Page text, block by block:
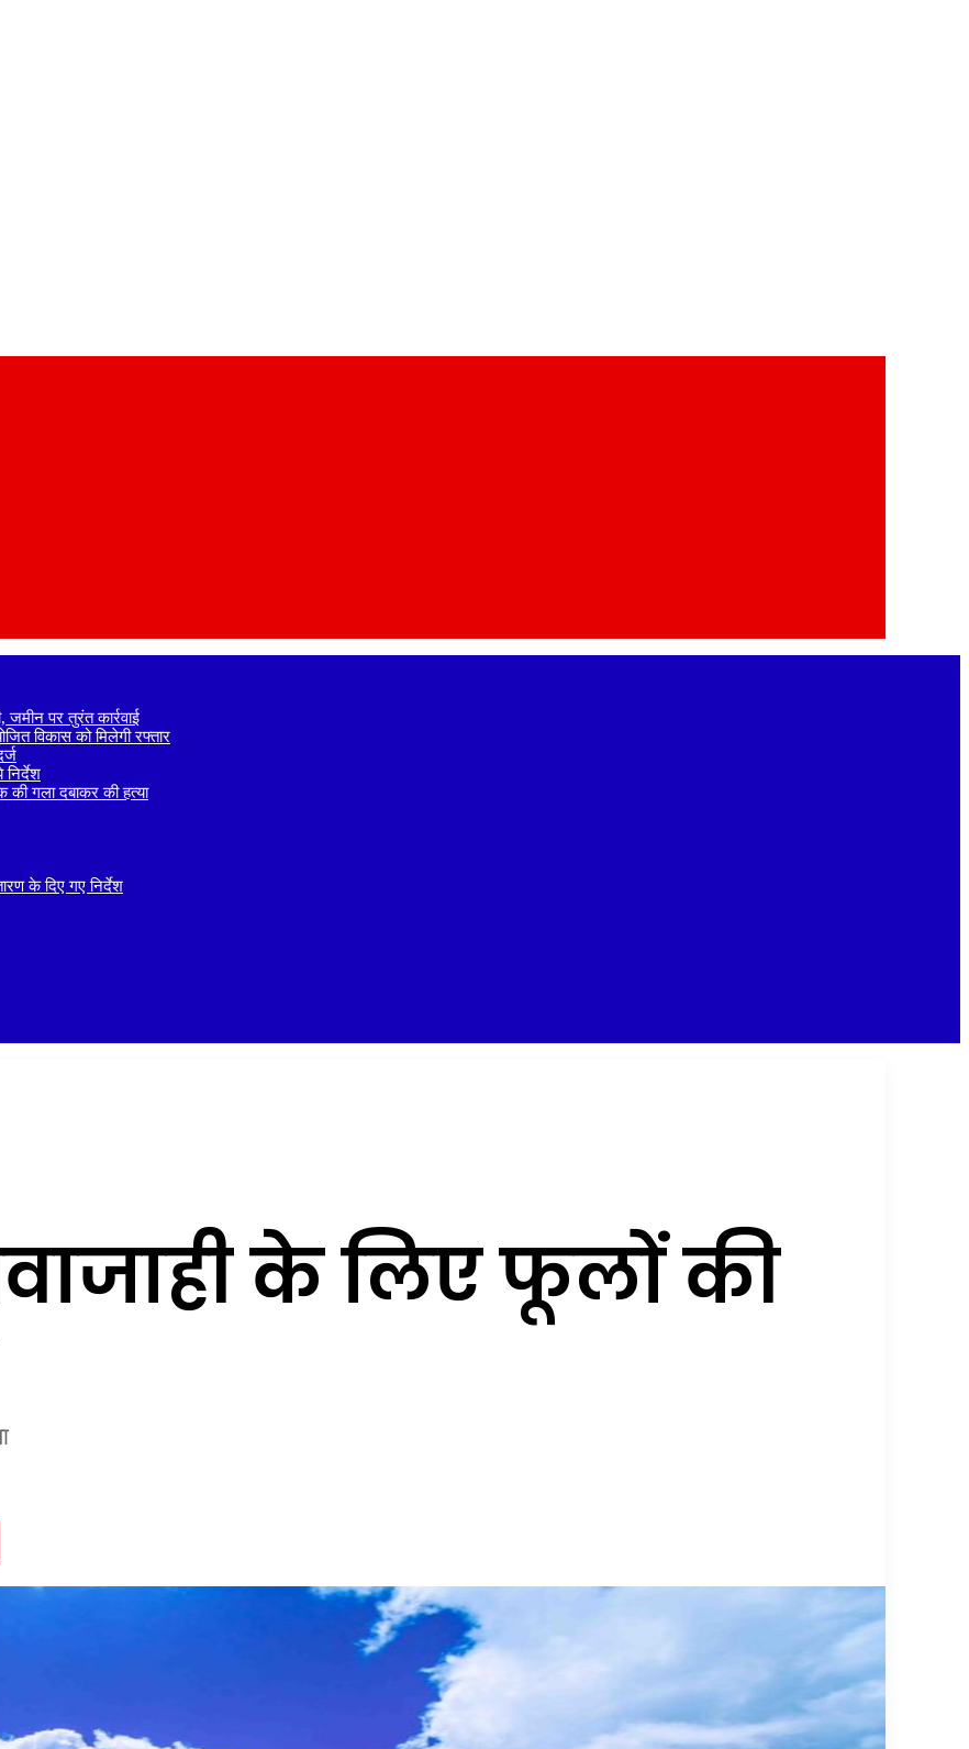
पर तुरंत कार्रवाई
विकास को मिलेगी रफ्तार
गला दबाकर की हत्या
के दिए गए निर्देश
के लिए फूलों की
Pocket